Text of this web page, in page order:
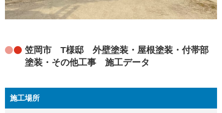
笠岡市 T様邸 外壁塗装・屋根塗装・付帯部
塗装・その他工事 施工データ
施工場所